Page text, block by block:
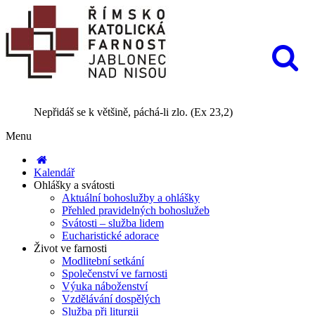
Nepřidáš se k většině, páchá-li zlo. (Ex 23,2)
Menu
Kalendář
Ohlášky a svátosti
Aktuální bohoslužby a ohlášky
Přehled pravidelných bohoslužeb
Svátosti – služba lidem
Eucharistické adorace
Život ve farnosti
Modlitební setkání
Společenství ve farnosti
Výuka náboženství
Vzdělávání dospělých
Služba při liturgii